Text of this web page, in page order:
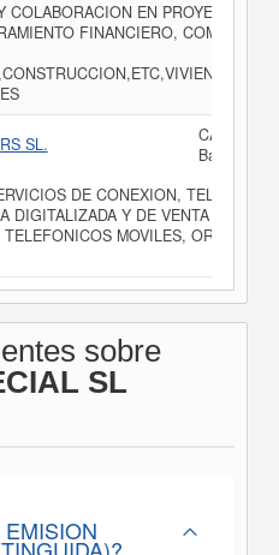
EN PROYECTOS
FINANCIERO,
SL.
CALLE
Barcelona,
DE CONEXION,
DIGITALIZADA Y DE VENTA DE
MOVILES,
sobre
SL